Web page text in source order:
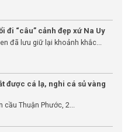
đi “câu” cảnh đẹp xứ Na Uy
đã lưu giữ lại khoảnh khắc...
được cá lạ, nghi cá sủ vàng
cầu Thuận Phước, 2...